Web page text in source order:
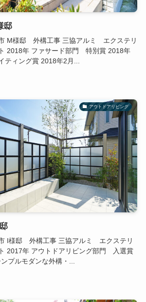
邸
M様邸 外構工事 三協アルミ エクステリ
2018年 ファサード部門 特別賞 2018年
ィング賞 2018年2月...
アウトドアリビング
I様邸 外構工事 三協アルミ エクステリ
2017年 アウトドアリビング部門 入選賞
プルモダンな外構・...